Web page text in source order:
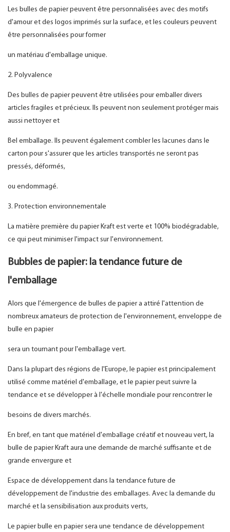
Les bulles de papier peuvent être personnalisées avec des motifs
d'amour et des logos imprimés sur la surface, et les couleurs peuvent
être personnalisées pour former
un matériau d'emballage unique.
2. Polyvalence
Des bulles de papier peuvent être utilisées pour emballer divers
articles fragiles et précieux. Ils peuvent non seulement protéger mais
aussi nettoyer et
Bel emballage. Ils peuvent également combler les lacunes dans le
carton pour s'assurer que les articles transportés ne seront pas
pressés, déformés,
ou endommagé.
3. Protection environnementale
La matière première du papier Kraft est verte et 100% biodégradable,
ce qui peut minimiser l'impact sur l'environnement.
Bubbles de papier: la tendance future de
l'emballage
Alors que l'émergence de bulles de papier a attiré l'attention de
nombreux amateurs de protection de l'environnement, enveloppe de
bulle en papier
sera un tournant pour l'emballage vert.
Dans la plupart des régions de l'Europe, le papier est principalement
utilisé comme matériel d'emballage, et le papier peut suivre la
tendance et se développer à l'échelle mondiale pour rencontrer le
besoins de divers marchés.
En bref, en tant que matériel d'emballage créatif et nouveau vert, la
bulle de papier Kraft aura une demande de marché suffisante et de
grande envergure et
Espace de développement dans la tendance future de
développement de l'industrie des emballages. Avec la demande du
marché et la sensibilisation aux produits verts,
Le papier bulle en papier sera une tendance de développement